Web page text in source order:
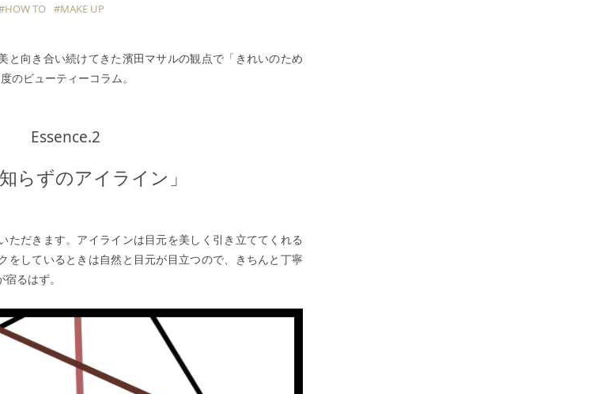
TO #MAKE UP
と向き合い続けてきた濱田マサルの観点で「きれいのため
のビューティーコラム。
Essence.2
知らずのアイライン」
ただきます。アイラインは目元を美しく引き立ててくれる
をしているときは自然と目元が目立つので、きちんと丁寧
るはず。